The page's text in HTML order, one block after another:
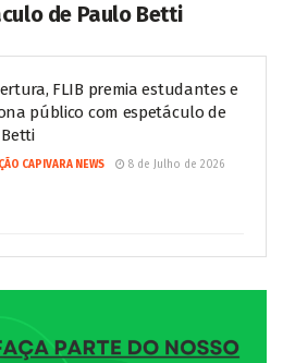
de Paulo Betti
FLIB premia estudantes e
público com espetáculo de
CAPIVARA NEWS
8 de Julho de 2026